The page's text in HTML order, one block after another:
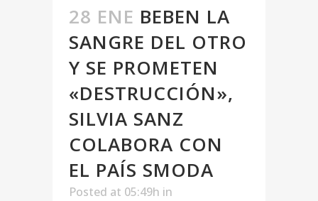
28 ENE BEBEN LA
SANGRE DEL OTRO
Y SE PROMETEN
«DESTRUCCIÓN»,
SILVIA SANZ
COLABORA CON
EL PAÍS SMODA
Posted at 05:49h in